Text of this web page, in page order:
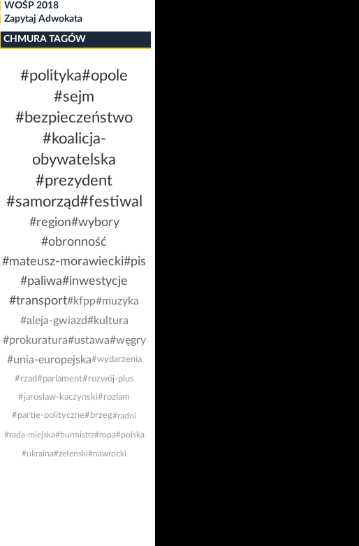
WOŚP 2018
Zapytaj Adwokata
CHMURA TAGÓW
#polityka#opole
#sejm
#bezpieczeństwo
#koalicja-
obywatelska
#prezydent
#samorząd#festiwal
#region#wybory
#obronność
#mateusz-morawiecki#pis
#paliwa#inwestycje
#transport#kfpp#muzyka
#aleja-gwiazd#kultura
#prokuratura#ustawa#węgry
#unia-europejska#wydarzenia
#rzad#parlament#rozwój-plus
#jaroslaw-kaczynski#rozlam
#partie-polityczne#brzeg#radni
#rada-miejska#burmistrz#ropa#polska
#ukraina#zełenski#nawrocki